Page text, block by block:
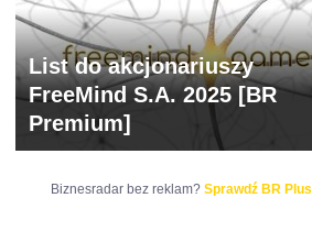
List do akcjonariuszy
FreeMind S.A. 2025 [BR
Premium]
Biznesradar bez reklam? Sprawdź BR Plus